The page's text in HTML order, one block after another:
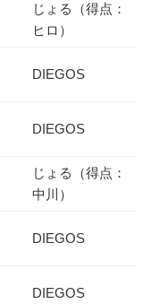
じょる（得点：
ヒロ）
DIEGOS
DIEGOS
じょる（得点：
中川）
DIEGOS
DIEGOS